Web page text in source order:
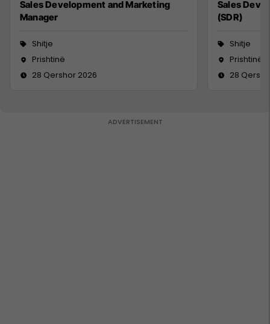
Sales Development and Marketing
Manager
Shitje
Prishtinë
28 Qershor 2026
Sales
(SDR)
Shitje
Prishtinë
28